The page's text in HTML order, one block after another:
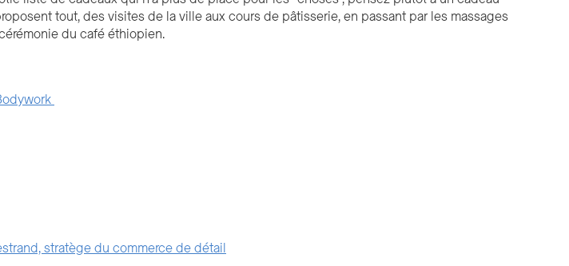
tout, des visites de la ville aux cours de pâtisserie, en passant par les massages
du café éthiopien.
stratège du commerce de détail